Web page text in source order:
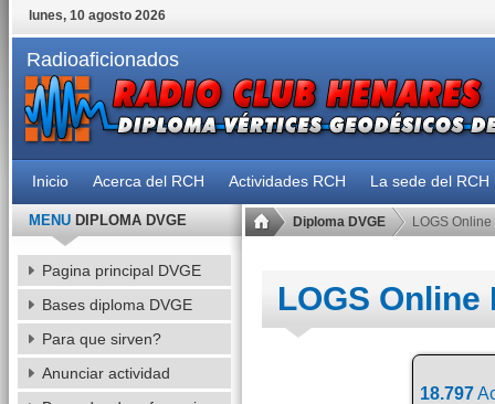
lunes, 10 agosto 2026
Radioaficionados
Inicio Acerca del RCH Actividades RCH La sede del RCH
Diploma DVGE LOGS Online
LOGS Online
18.797
MENUDIPLOMA DVGE
Pagina principal DVGE
Bases diploma DVGE
Para que sirven?
Anunciar actividad